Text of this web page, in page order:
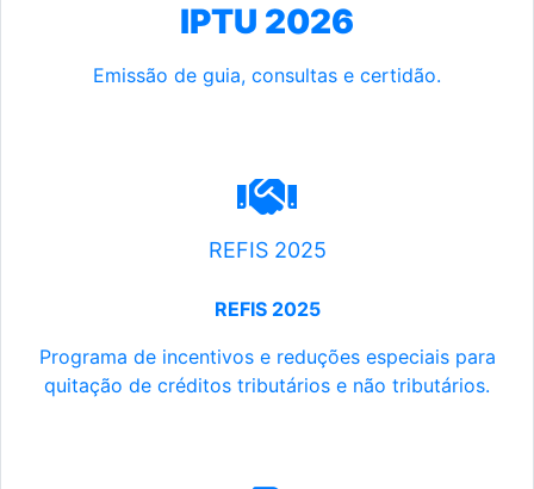
IPTU 2026
Emissão de guia, consultas e certidão.
REFIS 2025
REFIS 2025
Programa de incentivos e reduções especiais para
quitação de créditos tributários e não tributários.